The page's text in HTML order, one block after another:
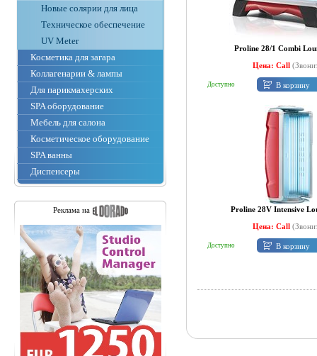
Новые солярии для лица
Техническое обеспечение
UV Meter
Косметика для загара
Коллагенарии & лампы
Для парикмахерских
SPA оборудование
Мебель для салона
Косметическое оборудование
SPA ванны
Диспенсеры
Реклама на
Proline 28/1 Combi
Цена: Call
Доступно В корзину
Proline 28V Intensive
Цена: Call
Доступно В корзину